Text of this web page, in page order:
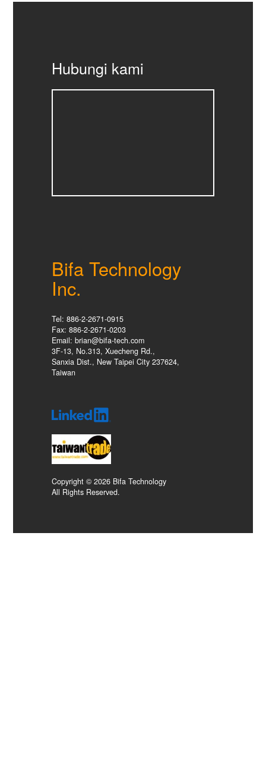
Hubungi kami
Bifa Technology
Inc.
Tel: 886-2-2671-0915
Fax: 886-2-2671-0203
Email: brian@bifa-tech.com
3F-13, No.313, Xuecheng Rd.,
Sanxia Dist., New Taipei City 237624,
Taiwan
Copyright © 2026 Bifa Technology
All Rights Reserved.